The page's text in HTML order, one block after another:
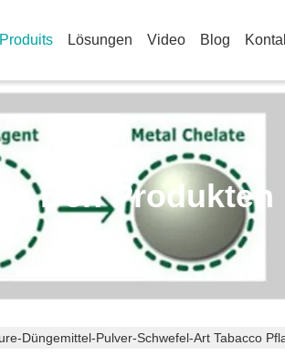
Produits Lösungen Video Blog
Den Produkten
Düngemittel-Pulver-Schwefel-Art Tabacco